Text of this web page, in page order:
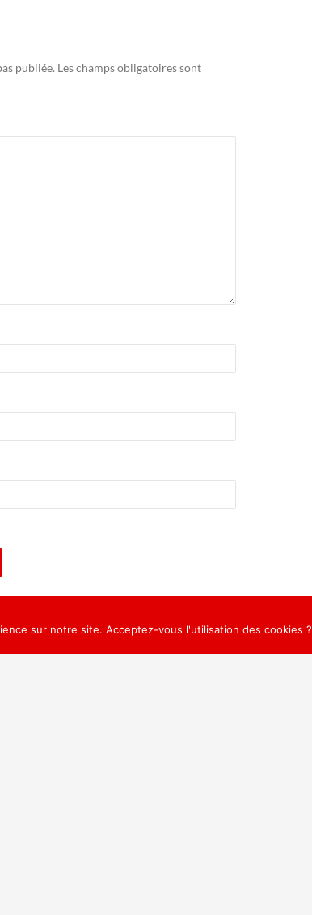
publiée. Les champs obligatoires sont
sur notre site. Acceptez-vous l'utilisation des cookies ?